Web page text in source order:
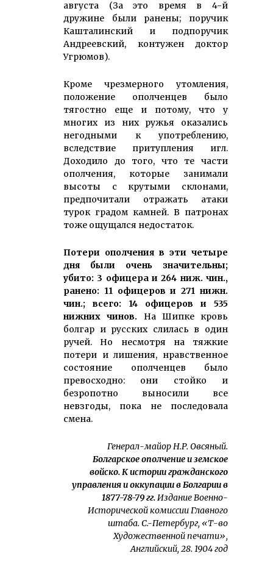
августа (За это время в 4-й
дружине были ранены; поручик
Кашталинский и подпоручик
Андреевский, контужен доктор
Угрюмов).
Кроме чрезмерного утомления,
положение ополченцев было
тягостно еще и потому, что у
многих из них ружья оказались
негодными к употреблению,
вследствие притупления игл.
Доходило до того, что те части
ополчения, которые занимали
высоты с крутыми склонами,
предпочитали отражать атаки
турок градом камней. В патронах
тоже ощущался недостаток.
Потери ополчения в эти четыре
дня были очень значительны;
убито: 3 офицера и 264 ниж. чин.,
ранено: 11 офицеров и 271 нижн.
чин.; всего: 14 офицеров и 535
нижних чинов. На Шипке кровь
болгар и русских слилась в один
ручей. Но несмотря на тяжкие
потери и лишения, нравственное
состояние ополченцев было
превосходно: они стойко и
безропотно выносили все
невзгоды, пока не последовала
смена.
Генерал-майор Н.Р. Овсяный.
Болгарское ополчение и земское
войско. К истории гражданского
управления и оккупации в Болгарии в
1877-78-79 гг. Издание Военно-
Исторической комиссии Главного
штаба. С.-Петербург, «Т-во
Художественной печати»,
Английский, 28. 1904 год